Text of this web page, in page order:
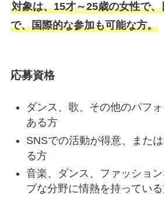
対象は、15才～25歳の女性で
で、国際的な参加も可能な方。
応募資格
ダンス、歌、その他のパフ
ある方
SNSでの活動が得意、また
る方
音楽、ダンス、ファッショ
ブな分野に情熱を持ってい